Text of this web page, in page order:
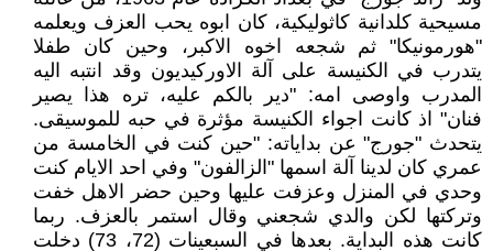
مسيحية كلدانية كاثوليكية، كان ابوه يحب العزف ويعلمه
"هورمونيكا" ثم شجعه اخوه الاكبر، وحين كان طفلا
يتدرب في الكنيسة على آلة الاوركيديون وقد انتبه اليه
المدرب واوصى امه: "دير بالكم عليه، تره هذا يصير
فنان" اذ كانت اجواء الكنيسة مؤثرة في حبه للموسيقى.
يتحدث "جورج" عن بداياته: "حين كنت في الخامسة من
عمري كان لدينا آلة اسمها "الزالفون" وفي احد الايام كنت
وحدي في المنزل وعزفت عليها وحين حضر الاهل خفت
وتركتها لكن والدي شجعني وقال استمر بالعزف. ربما
كانت هذه البداية. بعدها في السبعينات (72، 73) دخلت